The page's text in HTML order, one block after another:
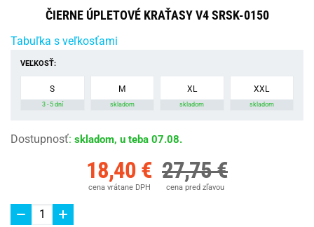
ČIERNE ÚPLETOVÉ KRAŤASY V4 SRSK-0150
Tabuľka s veľkosťami
VEĽKOSŤ:
S
3 - 5 dní
M
skladom
XL
skladom
XXL
skladom
Dostupnosť: skladom, u teba 07.08.
18,40 €
cena vrátane DPH
27,75 €
cena pred zľavou